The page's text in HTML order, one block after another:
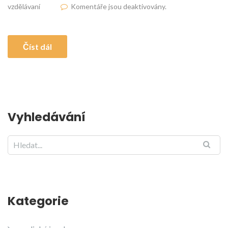
vzdělávaní Komentáře jsou deaktivovány.
Číst dál
Vyhledávání
Kategorie